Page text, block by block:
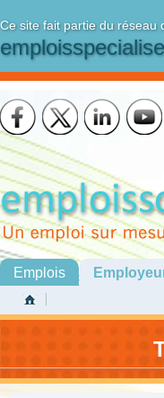
Ce site fait partie du réseau
Emplois